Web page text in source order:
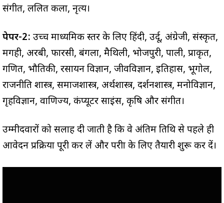
संगीत, ललित कला, नृत्य।
पेपर-2: उच्च माध्यमिक स्तर के लिए हिंदी, उर्दू, अंग्रेजी, संस्कृत,
मगही, अरबी, फारसी, बंगला, मैथिली, भोजपुरी, पाली, प्राकृत,
गणित, भौतिकी, रसायन विज्ञान, जीवविज्ञान, इतिहास, भूगोल,
राजनीति शास्त्र, समाजशास्त्र, अर्थशास्त्र, दर्शनशास्त्र, मनोविज्ञान,
गृहविज्ञान, वाणिज्य, कंप्यूटर साइंस, कृषि और संगीत।
उम्मीदवारों को सलाह दी जाती है कि वे अंतिम तिथि से पहले ही
आवेदन प्रक्रिया पूरी कर लें और परीक्षा के लिए तैयारी शुरू कर दें।